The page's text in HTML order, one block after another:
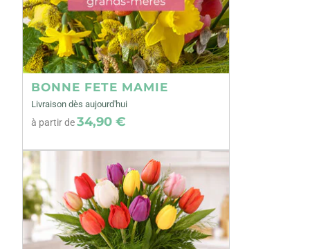
BONNE FETE MAMIE
Livraison dès aujourd'hui
à partir de34,90 €